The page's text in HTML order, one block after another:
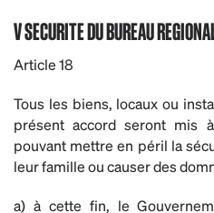
V SECURITE DU BUREAU
Article 18
Tous les biens, locaux ou
présent accord seront mis
pouvant mettre en péril la
leur famille ou causer des
a) à cette fin, le